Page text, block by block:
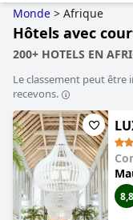
Monde > Afrique
Hôtels avec
200+ HOTELS EN
Le classement peut être
recevons.
8,8